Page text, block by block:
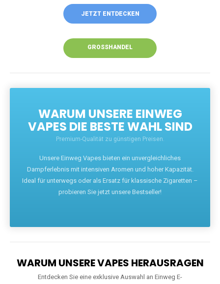
JETZT ENTDECKEN
GROSSHANDEL
WARUM UNSERE EINWEG
VAPES DIE BESTE WAHL SIND
Premium-Qualität zu günstigen Preisen.
Unsere Einweg Vapes bieten ein unvergleichliches
Dampferlebnis mit intensiven Aromen und hoher Kapazität.
Ideal für unterwegs oder als Ersatz für klassische Zigaretten –
probieren Sie jetzt unsere Bestseller!
WARUM UNSERE VAPES HERAUSRAGEN
Entdecken Sie eine exklusive Auswahl an Einweg E-